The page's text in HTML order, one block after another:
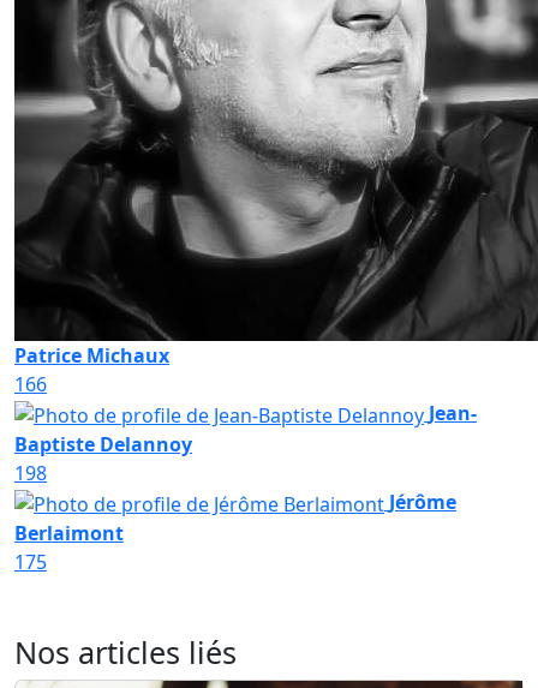
Patrice Michaux
166
Jean-
Baptiste Delannoy
198
Jérôme
Berlaimont
175
Nos articles liés